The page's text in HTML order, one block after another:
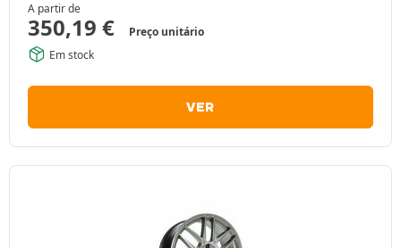
A partir de
350,19 €
Preço unitário
Em stock
VER